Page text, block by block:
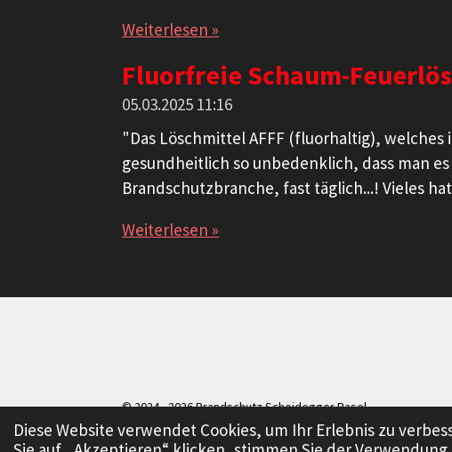
Diese Website verwendet Cookies, um Ihr Erlebnis zu
Weiterlesen »
Fluorfreie Schaum-
05.03.2025 11:16
"Das Löschmittel AFFF (fluorhaltig),
gesundheitlich so unbedenklich, dass man
Brandschutzbranche, fast täglich...! Vieles
Weiterlesen »
© 2024 - 2026 Brandschutz Scheidegger Basel